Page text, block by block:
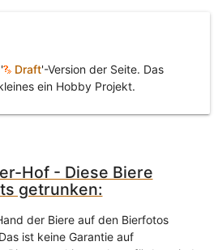
Draft'-Version der Seite. Das
ein Hobby Projekt.
Hof - Diese Biere
getrunken:
der Biere auf den Bierfotos
ist keine Garantie auf